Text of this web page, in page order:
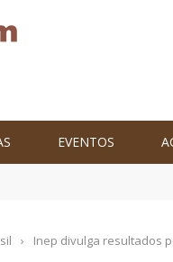
EVENTOS
o Brasil no XXIV
› Inep divulga resultados